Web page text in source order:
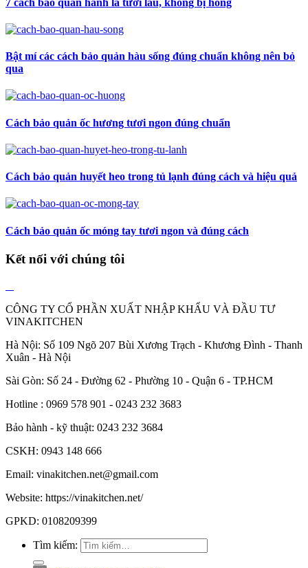
Bật mí các cách bảo quản hàu sống đúng chuẩn không nên bỏ
qua
Cách bảo quản ốc hương tươi ngon đúng chuẩn
Cách bảo quản huyết heo trong tủ lạnh đúng cách và hiệu quả
Cách bảo quản ốc móng tay tươi ngon và đúng cách
Kết nối với chúng tôi
CÔNG TY CỔ PHẦN XUẤT NHẬP KHẨU VÀ ĐẦU TƯ
VINAKITCHEN
Hà Nội: Số 109 Ngõ 207 Bùi Xương Trạch - Khương Đình - Thanh
Xuân - Hà Nội
Sài Gòn: Số 24 - Đường 62 - Phường 10 - Quận 6 - TP.HCM
Hotline : 0969 578 901 - 0243 232 3683
Bảo hành - kỹ thuật: 0243 232 3684
CSKH: 0943 148 666
Email: vinakitchen.net@gmail.com
Website: https://vinakitchen.net/
GPKD: 0108209399
Tìm kiếm: